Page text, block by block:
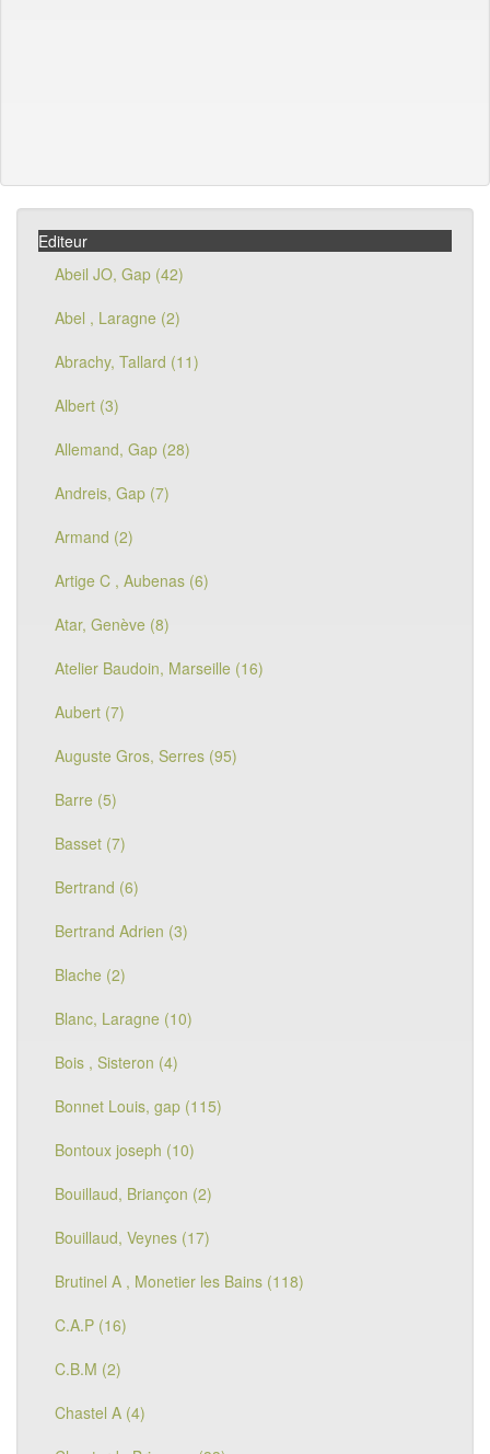
Editeur
Abeil JO, Gap (42)
Abel , Laragne (2)
Abrachy, Tallard (11)
Albert (3)
Allemand, Gap (28)
Andreis, Gap (7)
Armand (2)
Artige C , Aubenas (6)
Atar, Genève (8)
Atelier Baudoin, Marseille (16)
Aubert (7)
Auguste Gros, Serres (95)
Barre (5)
Basset (7)
Bertrand (6)
Bertrand Adrien (3)
Blache (2)
Blanc, Laragne (10)
Bois , Sisteron (4)
Bonnet Louis, gap (115)
Bontoux joseph (10)
Bouillaud, Briançon (2)
Bouillaud, Veynes (17)
Brutinel A , Monetier les Bains (118)
C.A.P (16)
C.B.M (2)
Chastel A (4)